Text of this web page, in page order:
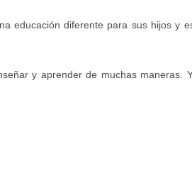
educación diferente para sus hijos y
y aprender de muchas maneras.